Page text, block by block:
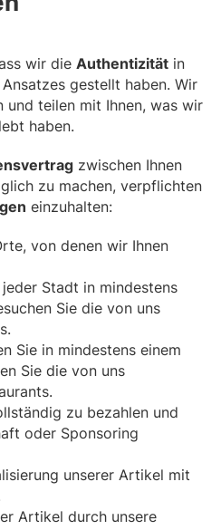
wir die Authentizität in
gestellt haben. Wir
und teilen mit Ihnen, was wir
haben.
zwischen Ihnen
zu machen, verpflichten
einzuhalten:
von denen wir Ihnen
Stadt in mindestens
Sie die von uns
Sie in mindestens einem
Sie die von uns
zu bezahlen und
oder Sponsoring
unserer Artikel mit
Artikel durch unsere